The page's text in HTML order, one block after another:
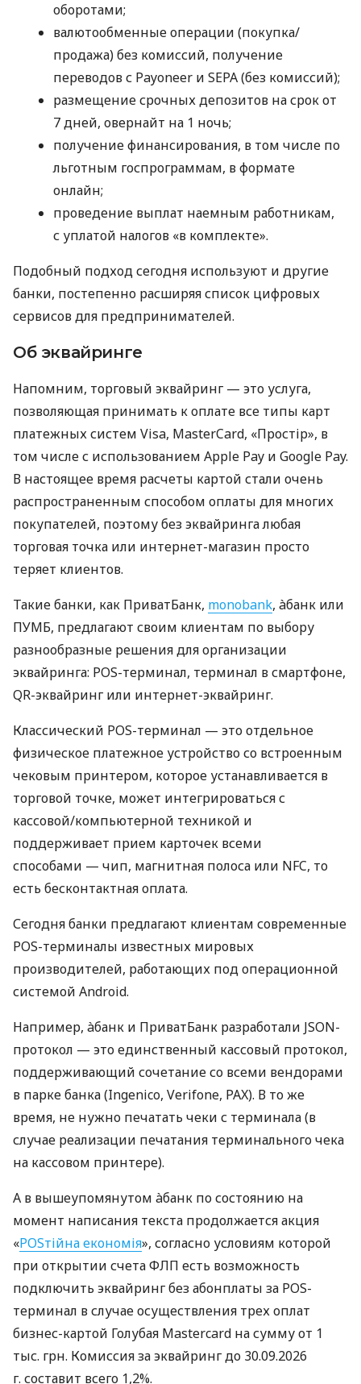
оборотами;
валютообменные операции (покупка/
продажа) без комиссий, получение
переводов с Payoneer и SEPA (без комиссий);
размещение срочных депозитов на срок от
7 дней, овернайт на 1 ночь;
получение финансирования, в том числе по
льготным госпрограммам, в формате
онлайн;
проведение выплат наемным работникам,
с уплатой налогов «в комплекте».
Подобный подход сегодня используют и другие
банки, постепенно расширяя список цифровых
сервисов для предпринимателей.
Об эквайринге
Напомним, торговый эквайринг — это услуга,
позволяющая принимать к оплате все типы карт
платежных систем Visa, MasterCard, «Простір», в
том числе с использованием Apple Pay и Google Pay.
В настоящее время расчеты картой стали очень
распространенным способом оплаты для многих
покупателей, поэтому без эквайринга любая
торговая точка или интернет-магазин просто
теряет клиентов.
Такие банки, как ПриватБанк, monobank, àбанк или
ПУМБ, предлагают своим клиентам по выбору
разнообразные решения для организации
эквайринга: POS-терминал, терминал в смартфоне,
QR-эквайринг или интернет-эквайринг.
Классический POS-терминал — это отдельное
физическое платежное устройство со встроенным
чековым принтером, которое устанавливается в
торговой точке, может интегрироваться с
кассовой/компьютерной техникой и
поддерживает прием карточек всеми
способами — чип, магнитная полоса или NFC, то
есть бесконтактная оплата.
Сегодня банки предлагают клиентам современные
POS-терминалы известных мировых
производителей, работающих под операционной
системой Android.
Например, àбанк и ПриватБанк разработали JSON-
протокол — это единственный кассовый протокол,
поддерживающий сочетание со всеми вендорами
в парке банка (Ingenico, Verifone, PAX). В то же
время, не нужно печатать чеки с терминала (в
случае реализации печатания терминального чека
на кассовом принтере).
А в вышеупомянутом àбанк по состоянию на
момент написания текста продолжается акция
«POSтійна економія», согласно условиям которой
при открытии счета ФЛП есть возможность
подключить эквайринг без абонплаты за POS-
терминал в случае осуществления трех оплат
бизнес-картой Голубая Mastercard на сумму от 1
тыс. грн. Комиссия за эквайринг до 30.09.2026
г. составит всего 1,2%.